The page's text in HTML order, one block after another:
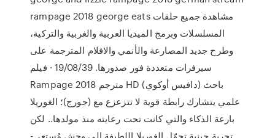
rampage 2018 george eats مشاهدة جميع حلقات
المسلسلات وبرمج الميديا العربية والغربية والتركية،
وطرح جديد المصارعة والأنمي والافلام المترجمة على
سيرفرات متعددة فور صدورها. 19/08/39 · فيلم
Rampage 2018 مترجم HD (دافيس أوكوي) باحث
علمي يتشارك رابطة قوية لا تتزعزع مع (جورج)؛ الغوريلا
بارعة الذكاء والتي كانت تحت رعايته منذ مولدها.. لكن
تجربة جينية تحوّل الغوريلا اللطيفة إلى وحش مُستعِر -